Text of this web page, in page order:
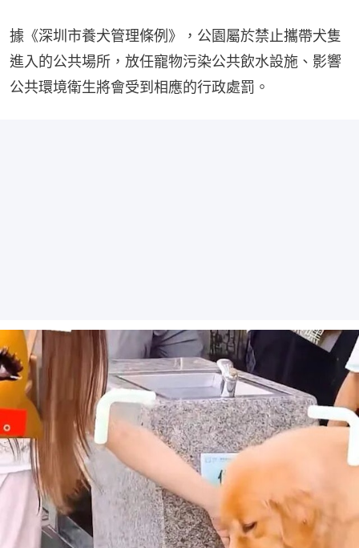
據《深圳市養犬管理條例》，公園屬於禁止攜帶犬隻
進入的公共場所，放任寵物污染公共飲水設施、影響
公共環境衛生將會受到相應的行政處罰。